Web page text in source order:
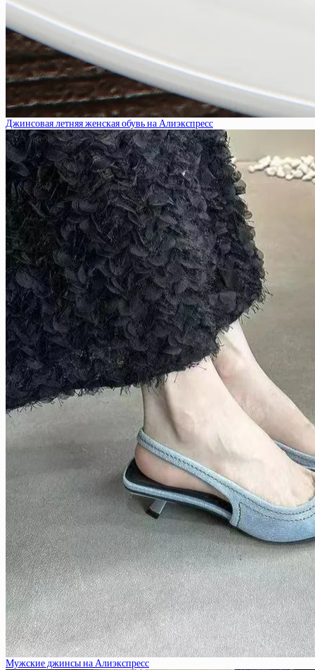
Джинсовая летняя женская обувь на Алиэкспресс
Мужские джинсы на Алиэкспресс